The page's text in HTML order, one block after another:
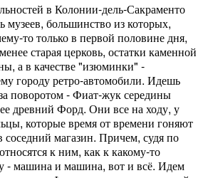
в Колонии-дель-Сакраменто
музеев, большинство из которых,
то только в первой половине дня,
старая церковь, остатки каменной
а в качестве "изюминки" -
городу ретро-автомобили. Идешь
поворотом - Фиат-жук середины
древний Форд. Они все на ходу, у
которые время от времени гоняют
соседний магазин. Причем, судя по
к ним, как к какому-то
- машина и машина, вот и всё. Идем